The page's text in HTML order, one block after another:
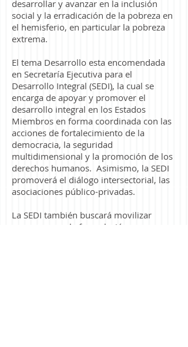
desarrollar y avanzar en la inclusión
social y la erradicación de la pobreza en
el hemisferio, en particular la pobreza
extrema.
El tema Desarrollo esta encomendada
en Secretaría Ejecutiva para el
Desarrollo Integral (SEDI), la cual se
encarga de apoyar y promover el
desarrollo integral en los Estados
Miembros en forma coordinada con las
acciones de fortalecimiento de la
democracia, la seguridad
multidimensional y la promoción de los
derechos humanos. Asimismo, la SEDI
promoverá el diálogo intersectorial, las
asociaciones público-privadas.
La SEDI también buscará movilizar
recursos para la formulación,